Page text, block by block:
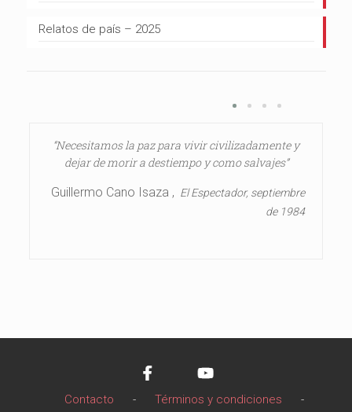
Relatos de país – 2025
“Necesitamos la paz para vivir civilizadamente y
dejar de morir a destiempo y como salvajes”
Guillermo Cano Isaza , El Espectador, septiembre
de 1984
Contacto - Términos y condiciones
-